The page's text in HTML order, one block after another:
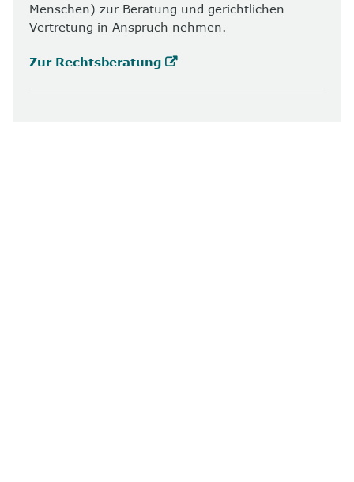
Menschen) zur Beratung und gerichtlichen
Vertretung in Anspruch nehmen.
Zur Rechtsberatung